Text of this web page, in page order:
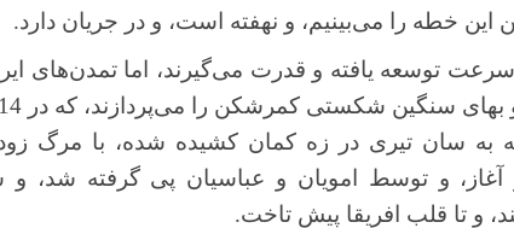
این خطه را می‌بینیم، و نهفته است، و در جریان دارد.
سرعت توسعه یافته و قدرت می‌گیرند، اما تمدن‌های
به سان تیری در زه کمان کشیده شده، با مرگ
و توسط امویان و عباسیان پی گرفته شد، و
و تا قلب افریقا پیش تاخت.